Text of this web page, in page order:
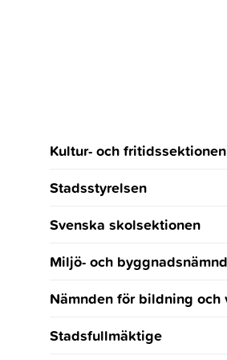
Kultur- och fritidssektionen
Stadsstyrelsen
Svenska skolsektionen
Miljö- och
Nämnden för bildning och
Stadsfullmäktige